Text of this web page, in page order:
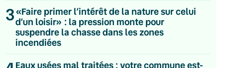
3«Faire primer l’intérêt de la nature sur celui
d’un loisir» : la pression monte pour
suspendre la chasse dans les zones
incendiées
Eaux usées mal traitées : votre commune est-
Quotidienne
Du lundi au vendredi
Hebdomadaire
Le samedi
Chaleurs Actuelles